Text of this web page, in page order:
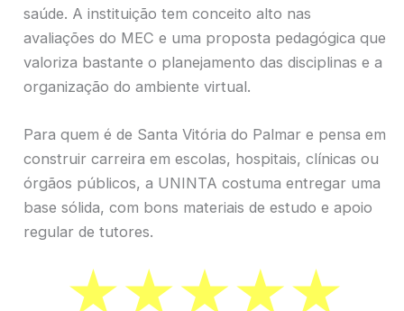
saúde. A instituição tem conceito alto nas
avaliações do MEC e uma proposta pedagógica que
valoriza bastante o planejamento das disciplinas e a
organização do ambiente virtual.
Para quem é de Santa Vitória do Palmar e pensa em
construir carreira em escolas, hospitais, clínicas ou
órgãos públicos, a UNINTA costuma entregar uma
base sólida, com bons materiais de estudo e apoio
regular de tutores.